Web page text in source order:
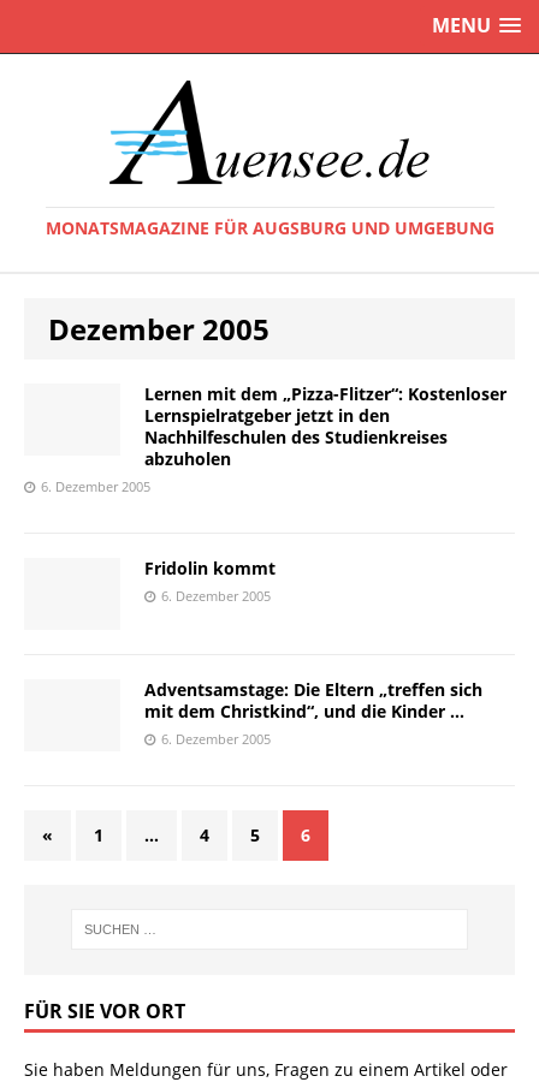
MENU
MONATSMAGAZINE FÜR AUGSBURG UND UMGEBUNG
Dezember 2005
Lernen mit dem „Pizza-Flitzer“: Kostenloser
Lernspielratgeber jetzt in den
Nachhilfeschulen des Studienkreises
abzuholen
6. Dezember 2005
Fridolin kommt
6. Dezember 2005
Adventsamstage: Die Eltern „treffen sich
mit dem Christkind“, und die Kinder …
6. Dezember 2005
« 1 … 4 5 6
FÜR SIE VOR ORT
Sie haben Meldungen für uns, Fragen zu einem Artikel oder